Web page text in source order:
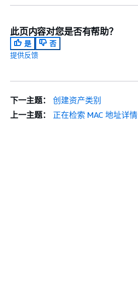
此页内容对您是否有帮助？
是
否
提供反馈
下一主题：
创建资产类别
上一主题：
正在检索 MAC 地址详情